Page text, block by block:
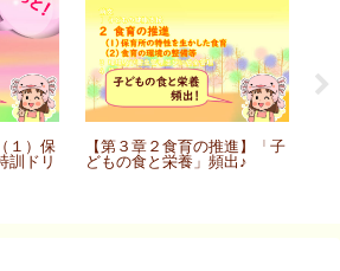
１）保
訓ドリ
【第３章２食育の推進】「子
どもの食と栄養」頻出♪